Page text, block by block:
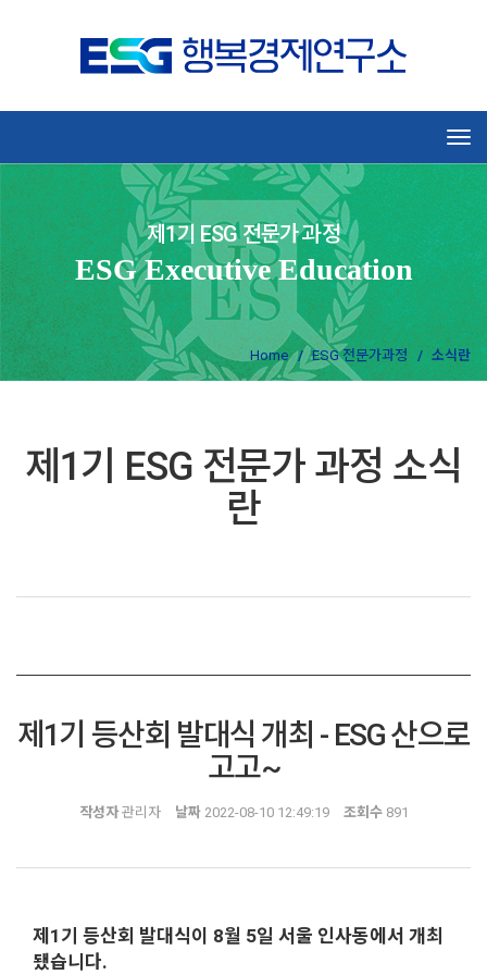
제1기 ESG 전문가 과정
ESG Executive Education
제1기 ESG 전문가 과정 소식
란
Home ESG 전문가과정 소식란
제1기 등산회 발대식 개최 - ESG 산으로
고고~
작성자관리자 날짜2022-08-10 12:49:19 조회수891
제1기 등산회 발대식이 8월 5일 서울 인사동에서 개최
됐습니다.